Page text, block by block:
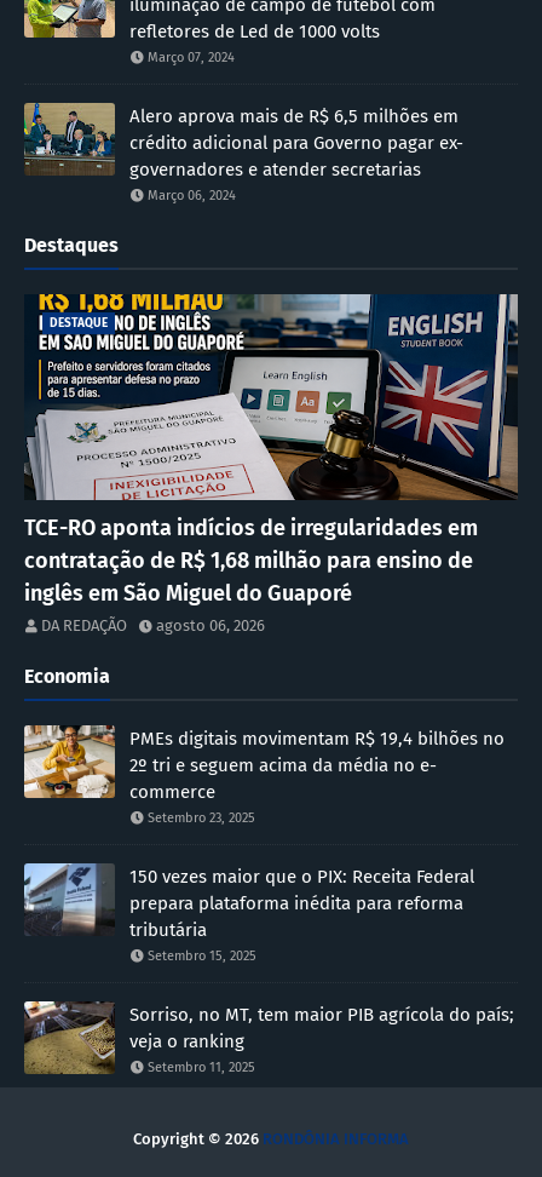
iluminação de campo de futebol com
refletores de Led de 1000 volts
Março 07, 2024
Alero aprova mais de R$ 6,5 milhões em
crédito adicional para Governo pagar ex-
governadores e atender secretarias
Março 06, 2024
Destaques
DESTAQUE
TCE-RO aponta indícios de irregularidades em
contratação de R$ 1,68 milhão para ensino de
inglês em São Miguel do Guaporé
DA REDAÇÃO agosto 06, 2026
Economia
PMEs digitais movimentam R$ 19,4 bilhões no
2º tri e seguem acima da média no e-
commerce
Setembro 23, 2025
150 vezes maior que o PIX: Receita Federal
prepara plataforma inédita para reforma
tributária
Setembro 15, 2025
Sorriso, no MT, tem maior PIB agrícola do país;
veja o ranking
Setembro 11, 2025
Copyright © 2026 RONDÔNIA INFORMA